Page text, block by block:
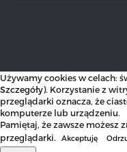
Używamy cookies w celach:
Szczegóły). Korzystanie z
przeglądarki oznacza, że
komputerze lub urządzeniu.
Pamiętaj, że zawsze możesz
przeglądarki.
Akceptuję